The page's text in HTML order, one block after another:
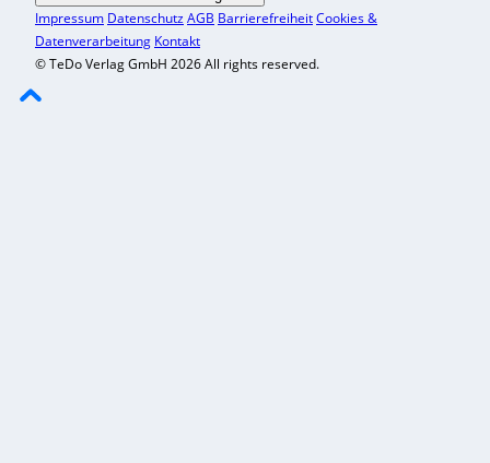
Impressum DatenschutzAGB BarrierefreiheitCookies &
Datenverarbeitung Kontakt
© TeDo Verlag GmbH 2026 All rights reserved.